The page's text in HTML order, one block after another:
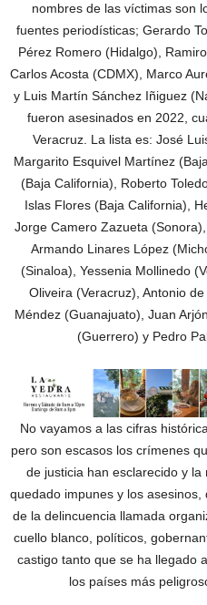
nombres de las víctimas son
fuentes periodísticas; Gerardo
Pérez Romero (Hidalgo),
Carlos Acosta (CDMX), Marco
y Luis Martín Sánchez Iñiguez
fueron asesinados en 2022,
Veracruz. La lista es: José
Margarito Esquivel Martínez
(Baja California), Roberto
Islas Flores (Baja California),
Jorge Camero Zazueta
Armando Linares López
(Sinaloa), Yessenia Mollinedo
Oliveira (Veracruz), Antonio
Méndez (Guanajuato), Juan
(Guerrero) y Pedro
No vayamos a las cifras
pero son escasos los crímenes
de justicia han esclarecido y
quedado impunes y los
de la delincuencia llamada
cuello blanco, políticos,
castigo tanto que se ha llegado
los países más